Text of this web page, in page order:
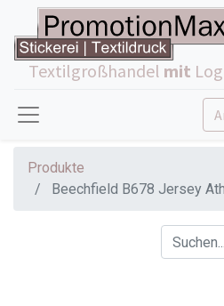
Textilgroßhandel mit
Produkte
Beechfield B678 Jersey